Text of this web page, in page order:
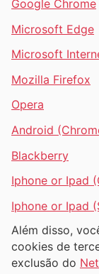
Google Chrome
Microsoft Edge
Microsoft
Mozilla Firefox
Opera
Android
Blackberry
Iphone or Ipad
Iphone or Ipad
Além disso,
cookies de
exclusão do